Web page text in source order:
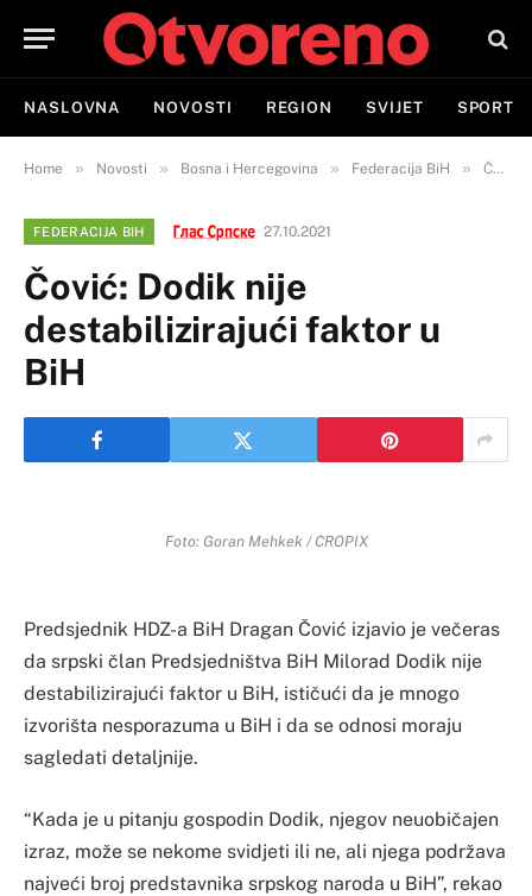
NASLOVNA NOVOSTI REGION SVIJET SPORT
Home » Novosti » Bosna i Hercegovina » Federacija BiH » Čović: Dodik nije destabilizirajući faktor u BiH
FEDERACIJA BIH 27.10.2021
Čović: Dodik nije
destabilizirajući faktor u
BiH
Foto: Goran Mehkek / CROPIX
Predsjednik HDZ-a BiH Dragan Čović izjavio je večeras
da srpski član Predsjedništva BiH Milorad Dodik nije
destabilizirajući faktor u BiH, ističući da je mnogo
izvorišta nesporazuma u BiH i da se odnosi moraju
sagledati detaljnije.
“Kada je u pitanju gospodin Dodik, njegov neuobičajen
izraz, može se nekome svidjeti ili ne, ali njega podržava
najveći broj predstavnika srpskog naroda u BiH”, rekao